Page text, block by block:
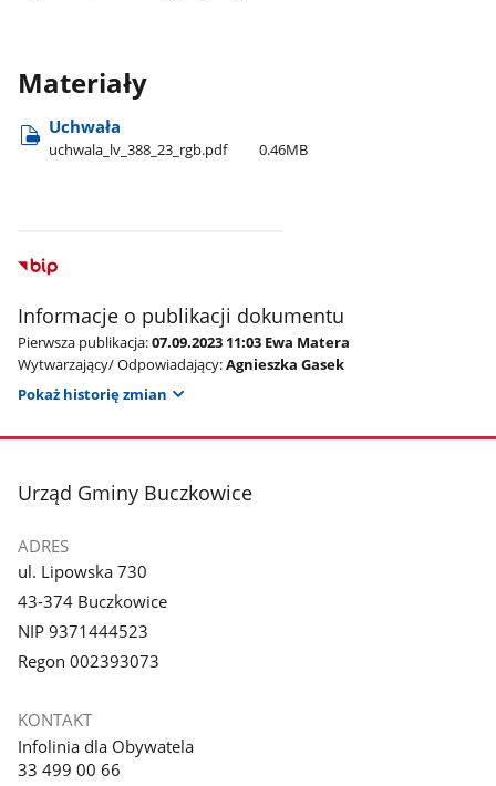
Materiały
Uchwała
uchwala​_lv​_388​_23​_rgb.pdf 0.46MB
Informacje o publikacji dokumentu
Pierwsza publikacja:07.09.2023 11:03 Ewa Matera
Wytwarzający/ Odpowiadający:Agnieszka Gasek
Pokaż historię zmian
stopka
Urząd Gminy Buczkowice
ADRES
ul. Lipowska 730
43-374 Buczkowice
NIP 9371444523
Regon 002393073
KONTAKT
Infolinia dla Obywatela
33 499 00 66